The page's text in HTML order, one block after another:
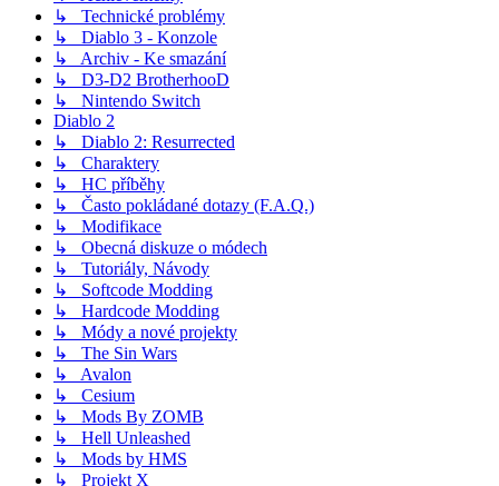
↳ Technické problémy
↳ Diablo 3 - Konzole
↳ Archiv - Ke smazání
↳ D3-D2 BrotherhooD
↳ Nintendo Switch
Diablo 2
↳ Diablo 2: Resurrected
↳ Charaktery
↳ HC příběhy
↳ Často pokládané dotazy (F.A.Q.)
↳ Modifikace
↳ Obecná diskuze o módech
↳ Tutoriály, Návody
↳ Softcode Modding
↳ Hardcode Modding
↳ Módy a nové projekty
↳ The Sin Wars
↳ Avalon
↳ Cesium
↳ Mods By ZOMB
↳ Hell Unleashed
↳ Mods by HMS
↳ Projekt X